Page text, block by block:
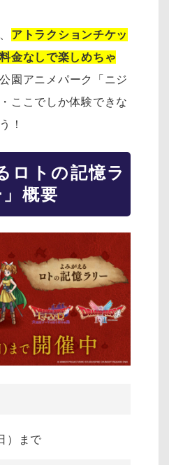
アトラクションチケッ
金なしで楽しめちゃ
園アニメパーク「ニジ
ここでしか体験できな
！
ロトの記憶ラ
」概要
）まで